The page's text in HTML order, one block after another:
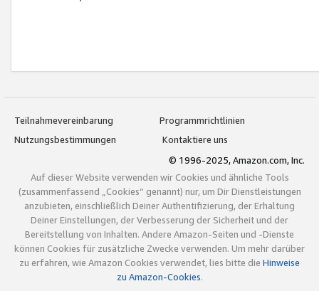
Teilnahmevereinbarung
Programmrichtlinien
Nutzungsbestimmungen
Kontaktiere uns
© 1996-2025, Amazon.com, Inc.
Auf dieser Website verwenden wir Cookies und ähnliche Tools
(zusammenfassend „Cookies“ genannt) nur, um Dir Dienstleistungen
anzubieten, einschließlich Deiner Authentifizierung, der Erhaltung
Deiner Einstellungen, der Verbesserung der Sicherheit und der
Bereitstellung von Inhalten. Andere Amazon-Seiten und -Dienste
können Cookies für zusätzliche Zwecke verwenden. Um mehr darüber
zu erfahren, wie Amazon Cookies verwendet, lies bitte die Hinweise
zu Amazon-Cookies.